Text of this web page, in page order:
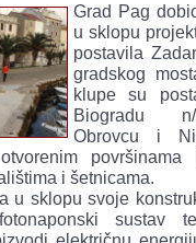
Grad Pag
u sklopu
postavila
gradskog
klupe su
Biogradu
Obrovcu i
otvorenim
i šetnicama.
u sklopu svoje
sustav